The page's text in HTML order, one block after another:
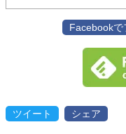
Facebookで
ツイート シェア